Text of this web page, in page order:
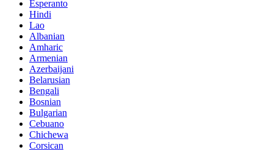
Esperanto
Hindi
Lao
Albanian
Amharic
Armenian
Azerbaijani
Belarusian
Bengali
Bosnian
Bulgarian
Cebuano
Chichewa
Corsican